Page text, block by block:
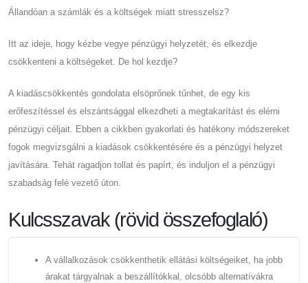
Állandóan a számlák és a költségek miatt stresszelsz?
Itt az ideje, hogy kézbe vegye pénzügyi helyzetét, és elkezdje
csökkenteni a költségeket. De hol kezdje?
A kiadáscsökkentés gondolata elsöprőnek tűnhet, de egy kis
erőfeszítéssel és elszántsággal elkezdheti a megtakarítást és elérni
pénzügyi céljait. Ebben a cikkben gyakorlati és hatékony módszereket
fogok megvizsgálni a kiadások csökkentésére és a pénzügyi helyzet
javítására. Tehát ragadjon tollat ​​és papírt, és induljon el a pénzügyi
szabadság felé vezető úton.
Kulcsszavak (rövid összefoglaló)
A vállalkozások csökkenthetik ellátási költségeiket, ha jobb
árakat tárgyalnak a beszállítókkal, olcsóbb alternatívákra